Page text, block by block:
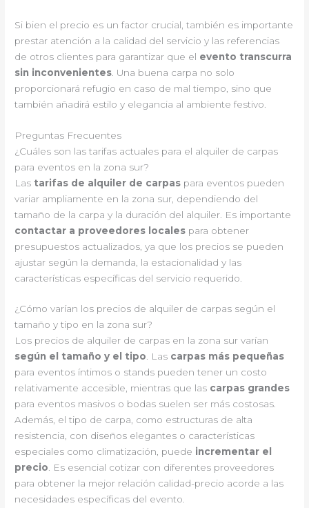
Si bien el precio es un factor crucial, también es importante
prestar atención a la calidad del servicio y las referencias
de otros clientes para garantizar que el evento transcurra
sin inconvenientes . Una buena carpa no solo
proporcionará refugio en caso de mal tiempo, sino que
también añadirá estilo y elegancia al ambiente festivo.
Preguntas Frecuentes
¿Cuáles son las tarifas actuales para el alquiler de carpas
para eventos en la zona sur?
Las tarifas de alquiler de carpas para eventos pueden
variar ampliamente en la zona sur, dependiendo del
tamaño de la carpa y la duración del alquiler. Es importante
contactar a proveedores locales para obtener
presupuestos actualizados, ya que los precios se pueden
ajustar según la demanda, la estacionalidad y las
características específicas del servicio requerido.
¿Cómo varían los precios de alquiler de carpas según el
tamaño y tipo en la zona sur?
Los precios de alquiler de carpas en la zona sur varían
según el tamaño y el tipo. Las carpas más pequeñas
para eventos íntimos o stands pueden tener un costo
relativamente accesible, mientras que las carpas grandes
para eventos masivos o bodas suelen ser más costosas.
Además, el tipo de carpa, como estructuras de alta
resistencia, con diseños elegantes o características
especiales como climatización, puede incrementar el
precio. Es esencial cotizar con diferentes proveedores
para obtener la mejor relación calidad-precio acorde a las
necesidades específicas del evento.